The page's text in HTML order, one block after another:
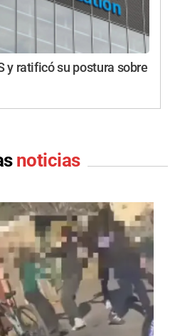
y ratificó su postura sobre
noticias